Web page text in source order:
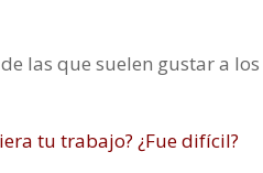
las que suelen gustar a los
tu trabajo? ¿Fue difícil?